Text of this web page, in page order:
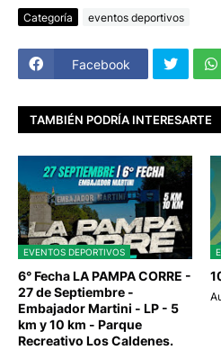
Categoría eventos deportivos
Facebook
TAMBIÉN PODRÍA INTERESARTE
EVENTOS DEPORTIVOS
6° Fecha LA PAMPA CORRE -
27 de Septiembre -
Embajador Martini - LP - 5
km y 10 km - Parque
Recreativo Los Caldenes.